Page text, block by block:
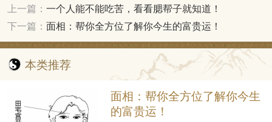
上一篇： 一个人能不能吃苦，看看腮帮子就知道！
下一篇： 面相：帮你全方位了解你今生的富贵运！
本类推荐
面相：帮你全方位了解你今生
的富贵运！